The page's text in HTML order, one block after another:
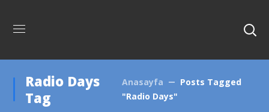
Radio Days
Tag
Anasayfa
Posts Tagged
"Radio Days"